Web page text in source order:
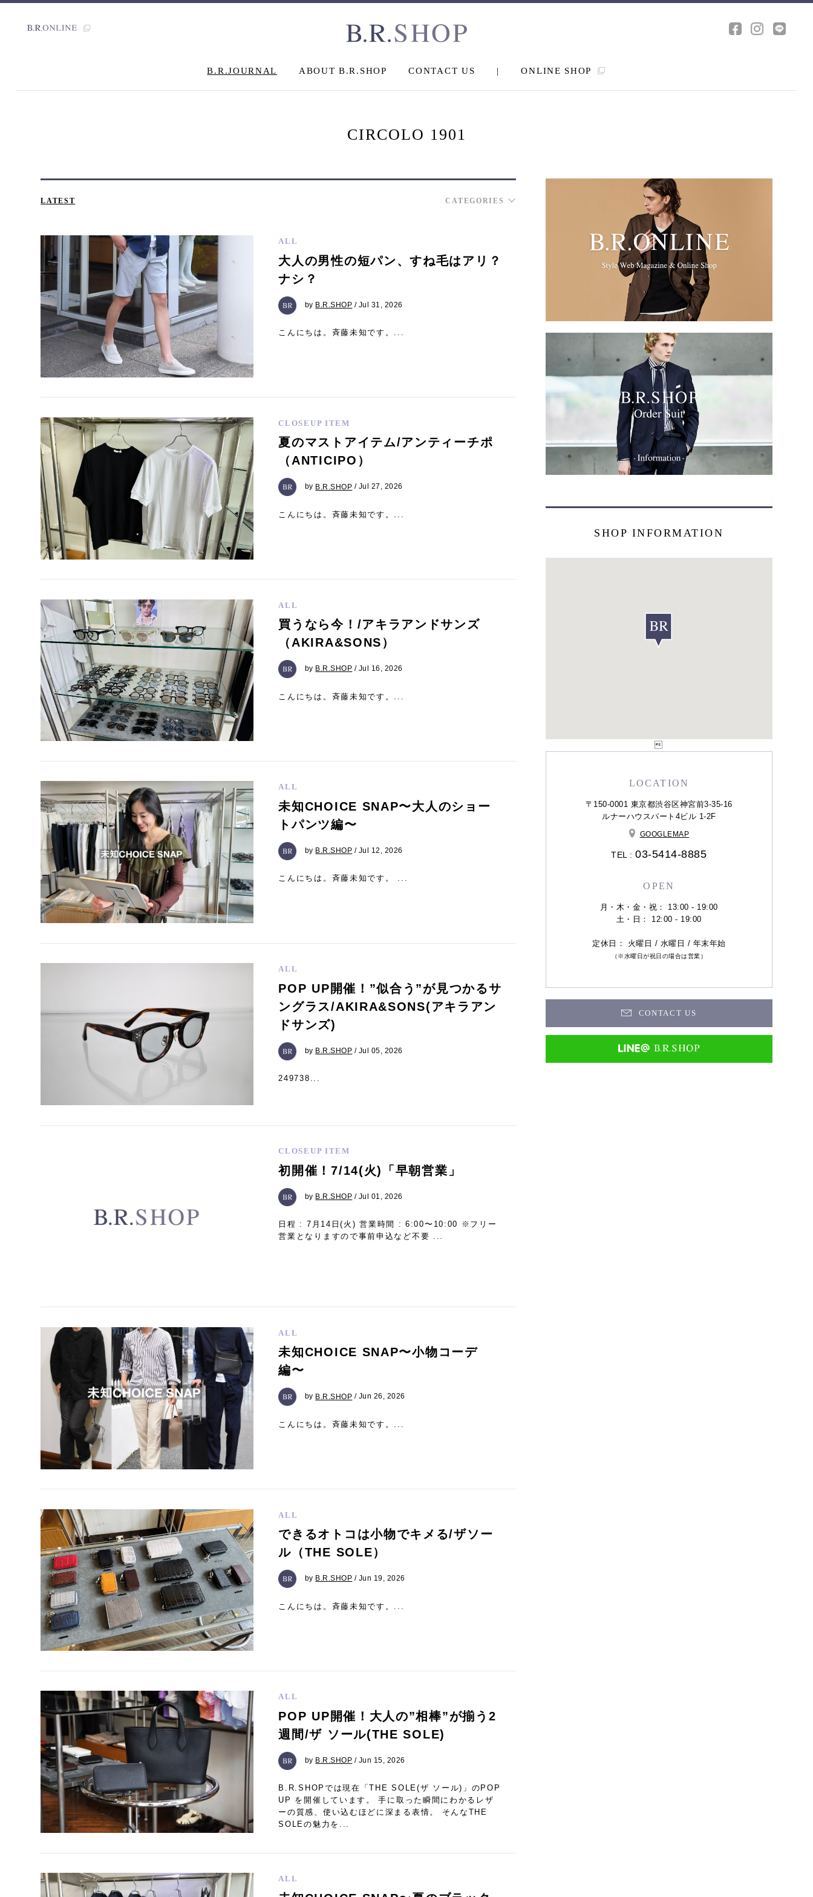
B.R.JOURNAL ABOUT B.R.SHOP CONTACT US | ONLINE SHOP
CIRCOLO 1901
LATEST CATEGORIES
ALL
大人の男性の短パン、すね毛はアリ？
ナシ？
by B.R.SHOP / Jul 31, 2026
こんにちは。斉藤未知です。...
CLOSEUP ITEM
夏のマストアイテム/アンティーチポ
（ANTICIPO）
by B.R.SHOP / Jul 27, 2026
こんにちは。斉藤未知です。...
ALL
買うなら今！/アキラアンドサンズ
（AKIRA&SONS）
by B.R.SHOP / Jul 16, 2026
こんにちは。斉藤未知です。...
ALL
未知CHOICE SNAP〜大人のショー
トパンツ編〜
by B.R.SHOP / Jul 12, 2026
こんにちは。斉藤未知です。 ...
ALL
POP UP開催！”似合う”が見つかるサ
ングラス/AKIRA&SONS(アキラアン
ドサンズ)
by B.R.SHOP / Jul 05, 2026
249738...
CLOSEUP ITEM
初開催！7/14(火)「早朝営業」
by B.R.SHOP / Jul 01, 2026
日程 : 7月14日(火) 営業時間 : 6:00〜10:00 ※フリー
営業となりますので事前申込など不要 ...
ALL
未知CHOICE SNAP〜小物コーデ
編〜
by B.R.SHOP / Jun 26, 2026
こんにちは。斉藤未知です。...
ALL
できるオトコは小物でキメる/ザソー
ル（THE SOLE）
by B.R.SHOP / Jun 19, 2026
こんにちは。斉藤未知です。...
ALL
POP UP開催！大人の”相棒”が揃う2
週間/ザ ソール(THE SOLE)
by B.R.SHOP / Jun 15, 2026
B.R.SHOPでは現在「THE SOLE(ザ ソール)」のPOP
UP を開催しています。 手に取った瞬間にわかるレザ
ーの質感、使い込むほどに深まる表情。 そんなTHE
SOLEの魅力を...
ALL
SHOP INFORMATION
LOCATION
〒150-0001 東京都渋谷区神宮前3-35-16
ルナーハウスパート4ビル 1-2F
GOOGLEMAP
TEL :03-5414-8885
OPEN
月・木・金・祝： 13:00 - 19:00
土・日： 12:00 - 19:00
定休日： 火曜日 / 水曜日 / 年末年始
（※水曜日が祝日の場合は営業）
CONTACT US